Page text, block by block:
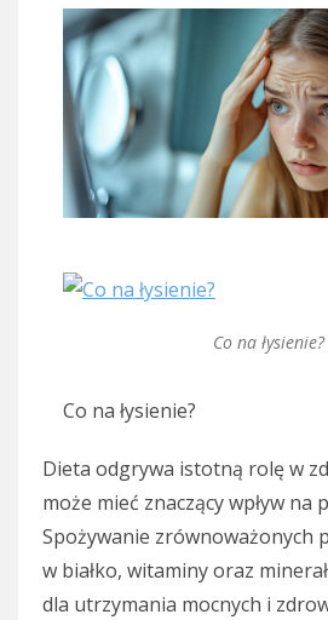
Co na łysienie?
Co na łysienie?
Dieta odgrywa istotną rolę w
może mieć znaczący wpływ na
Spożywanie zrównoważonych
w białko, witaminy oraz
dla utrzymania mocnych i